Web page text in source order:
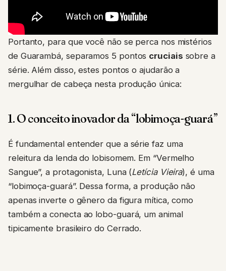
Portanto, para que você não se perca nos mistérios
de Guarambá, separamos 5 pontos cruciais sobre a
série. Além disso, estes pontos o ajudarão a
mergulhar de cabeça nesta produção única:
1. O conceito inovador da “lobimoça-guará”
É fundamental entender que a série faz uma
releitura da lenda do lobisomem. Em “Vermelho
Sangue”, a protagonista, Luna (Letícia Vieira), é uma
“lobimoça-guará”. Dessa forma, a produção não
apenas inverte o gênero da figura mítica, como
também a conecta ao lobo-guará, um animal
tipicamente brasileiro do Cerrado.